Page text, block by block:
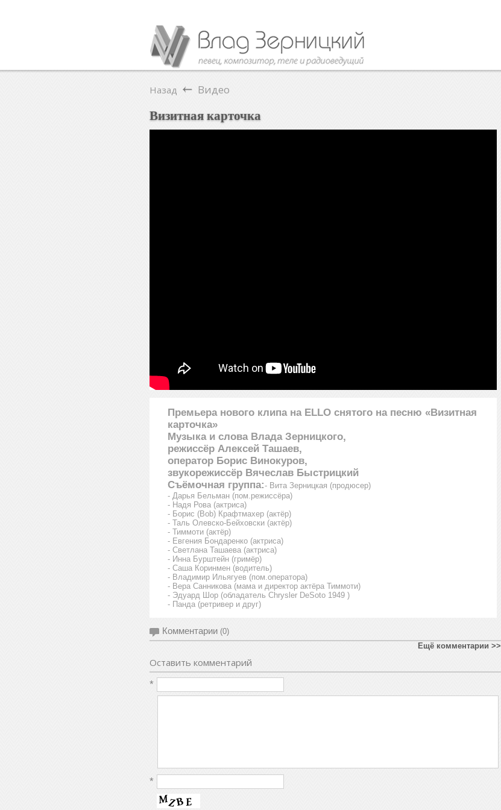
Назад Видео
Визитная карточка
Премьера нового клипа на ELLO снятого на песню «Визитная
карточка»
Музыка и слова Влада Зерницкого,
режиссёр Алексей Ташаев,
оператор Борис Винокуров,
звукорежиссёр Вячеслав Быстрицкий
Съёмочная группа:- Вита Зерницкая (продюсер)
- Дарья Бельман (пом.режиссёра)
- Надя Рова (актриса)
- Борис (Bob) Крафтмахер (актёр)
- Таль Олевско-Бейховски (актёр)
- Тиммоти (актёр)
- Евгения Бондаренко (актриса)
- Светлана Ташаева (актриса)
- Инна Бурштейн (гримёр)
- Саша Коринмен (водитель)
- Владимир Ильягуев (пом.оператора)
- Вера Санникова (мама и директор актёра Тиммоти)
- Эдуард Шор (обладатель Chrysler DeSoto 1949 )
- Панда (ретривер и друг)
Комментарии (0)
Ещё комментарии >>
Оставить комментарий
*
*